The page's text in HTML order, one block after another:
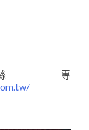
絲專